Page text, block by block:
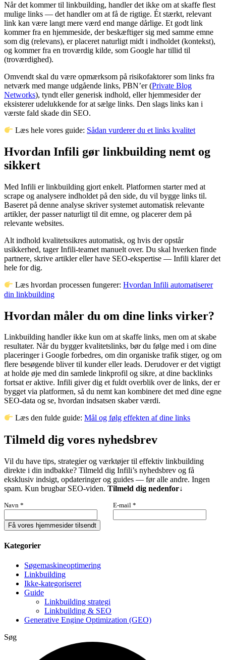
Når det kommer til linkbuilding, handler det ikke om at skaffe flest
mulige links — det handler om at få de rigtige. Ét stærkt, relevant
link kan være langt mere værd end mange dårlige. Et godt link
kommer fra en hjemmeside, der beskæftiger sig med samme emne
som dig (relevans), er placeret naturligt midt i indholdet (kontekst),
og kommer fra en troværdig kilde, som Google har tillid til
(troværdighed).
Omvendt skal du være opmærksom på risikofaktorer som links fra
netværk med mange udgående links, PBN’er (Private Blog
Networks), tyndt eller generisk indhold, eller hjemmesider der
eksisterer udelukkende for at sælge links. Den slags links kan i
værste fald skade din SEO.
Læs hele vores guide: Sådan vurderer du et links kvalitet
Hvordan Infili gør linkbuilding nemt og
sikkert
Med Infili er linkbuilding gjort enkelt. Platformen starter med at
scrape og analysere indholdet på den side, du vil bygge links til.
Baseret på denne analyse skriver systemet automatisk relevante
artikler, der passer naturligt til dit emne, og placerer dem på
relevante websites.
Alt indhold kvalitetssikres automatisk, og hvis der opstår
usikkerhed, tager Infili-teamet manuelt over. Du skal hverken finde
partnere, skrive artikler eller have SEO-ekspertise — Infili klarer det
hele for dig.
Læs hvordan processen fungerer:Hvordan Infili automatiserer
din linkbuilding
Hvordan måler du om dine links virker?
Linkbuilding handler ikke kun om at skaffe links, men om at skabe
resultater. Når du bygger kvalitetslinks, bør du følge med i om dine
placeringer i Google forbedres, om din organiske trafik stiger, og om
flere besøgende bliver til kunder eller leads. Derudover er det vigtigt
at holde øje med din samlede linkprofil og sikre, at dine backlinks
fortsat er aktive. Infili giver dig et fuldt overblik over de links, der er
bygget via platformen, så du nemt kan kombinere det med dine egne
SEO-data og se, hvordan indsatsen skaber værdi.
Læs den fulde guide:Mål og følg effekten af dine links
Tilmeld dig vores nyhedsbrev
Vil du have tips, strategier og værktøjer til effektiv linkbuilding
direkte i din indbakke? Tilmeld dig Infili’s nyhedsbrev og få
eksklusiv indsigt, opdateringer og guides — før alle andre. Ingen
spam. Kun brugbar SEO-viden. Tilmeld dig nedenfor↓
Navn * E-mail *
Få vores hjemmesider tilsendt
Kategorier
Søgemaskineoptimering
Linkbuilding
Ikke-kategoriseret
Guide
Linkbuilding strategi
Linkbuilding & SEO
Generative Engine Optimization (GEO)
Søg